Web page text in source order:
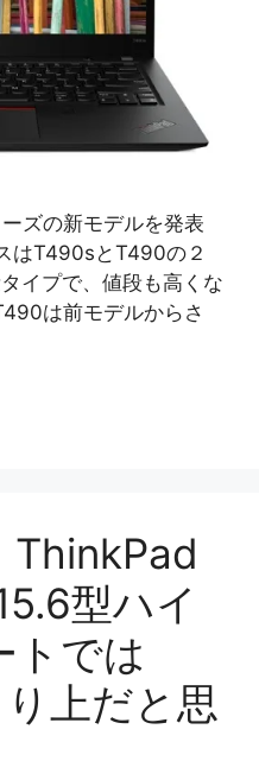
ズの新モデルを発表
はT490sとT490の２
イプで、値段も高くな
は前モデルからさ
ThinkPad
型ハイ
トでは
上だと思